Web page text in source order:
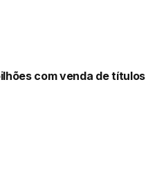
com venda de títulos